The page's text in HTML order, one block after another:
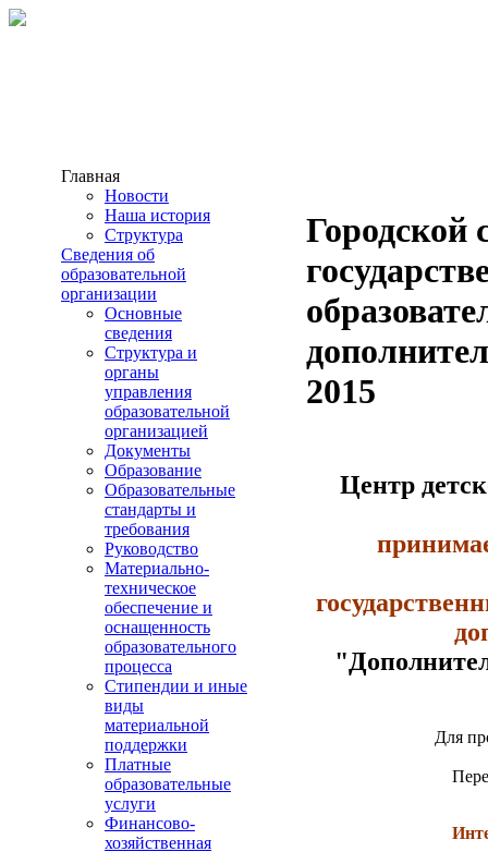
Главная
Новости
Наша история
Структура
Сведения об
образовательной
организации
Основные
сведения
Структура и
органы
управления
образовательной
организацией
Документы
Образование
Образовательные
стандарты и
требования
Руководство
Материально-
техническое
обеспечение и
оснащенность
образовательного
процесса
Стипендии и иные
виды
материальной
поддержки
Платные
образовательные
услуги
Финансово-
хозяйственная
Городской
2015
Центр
Для